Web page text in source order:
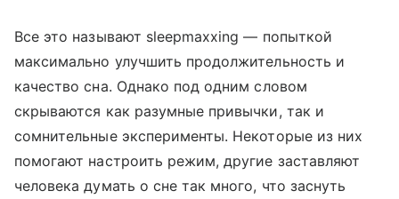
Все это называют sleepmaxxing — попыткой
максимально улучшить продолжительность и
качество сна. Однако под одним словом
скрываются как разумные привычки, так и
сомнительные эксперименты. Некоторые из них
помогают настроить режим, другие заставляют
человека думать о сне так много, что заснуть